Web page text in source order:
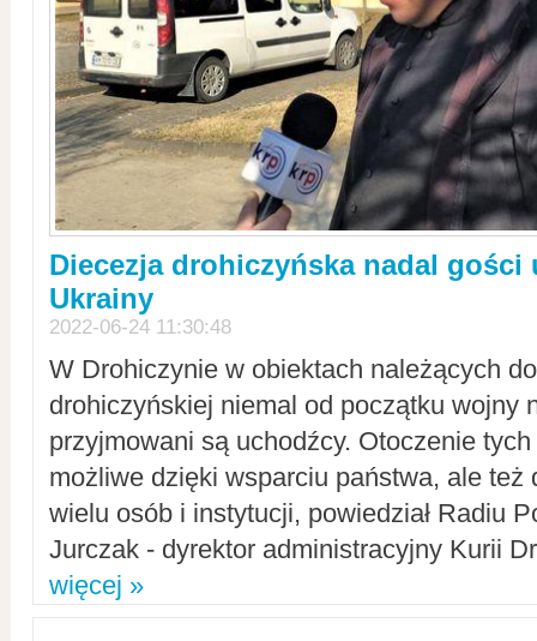
Diecezja drohiczyńska nadal gości
Ukrainy
2022-06-24 11:30:48
W Drohiczynie w obiektach należących
drohiczyńskiej niemal od początku wojny
przyjmowani są uchodźcy. Otoczenie
możliwe dzięki wsparciu państwa, ale też
wielu osób i instytucji, powiedział Radiu
Jurczak - dyrektor administracyjny Kurii
więcej »